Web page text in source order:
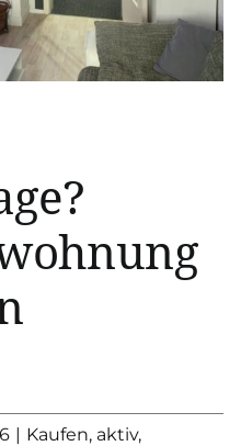
| Kaufen, aktiv,